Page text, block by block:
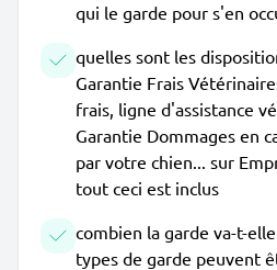
qui le garde pour s'en
quelles sont les
Garantie Frais
frais, ligne d'assistance
Garantie Dommages en
par votre chien... sur
tout ceci est inclus
combien la garde va-t-
types de garde peuvent